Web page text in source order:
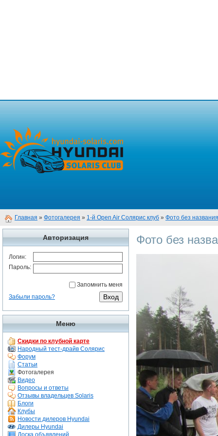
Главная » Фотогалерея » 1-й Open Air Солярис клуб » Фото без названия
Авторизация
Логин:
Пароль:
Запомнить меня
Забыли пароль?
Меню
Скидки по клубной карте
Народный тест-драйв Солярис
Форум
Статьи
Фотогалерея
Видео
Вопросы и ответы
Отзывы владельцев Solaris
Блоги
Клубы
Новости дилеров Hyundai
Дилеры Hyundai
Доска объявлений
Фото без